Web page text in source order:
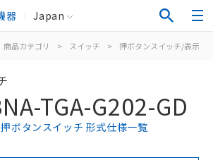
器 Japan
商品カテゴリ > スイッチ > 押ボタンスイッチ/表示灯
TGA-G202-GD
ボタンスイッチ 形式仕様一覧